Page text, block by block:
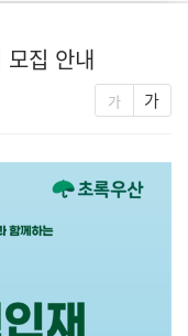
집 안내
가 가